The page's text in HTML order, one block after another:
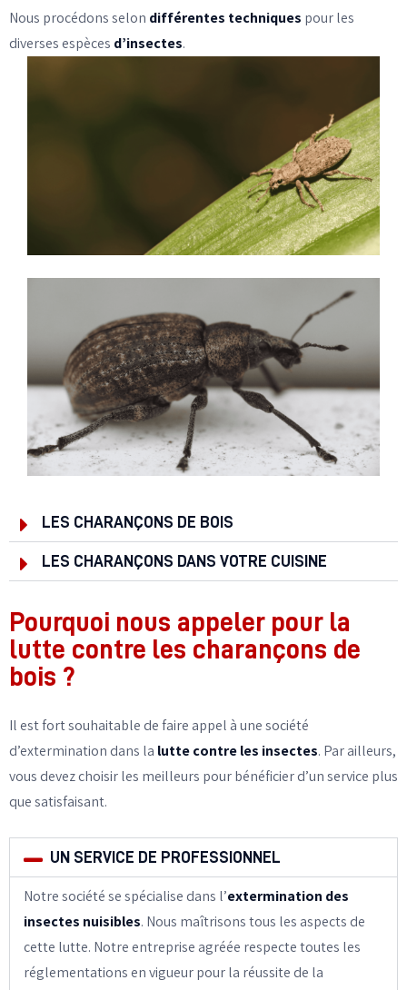
Nous procédons selon différentes techniques pour les
diverses espèces d’insectes.
LES CHARANÇONS DE BOIS
LES CHARANÇONS DANS VOTRE CUISINE
Pourquoi nous appeler pour la
lutte contre les charançons de
bois ?
Il est fort souhaitable de faire appel à une société
d’extermination dans la lutte contre les insectes. Par ailleurs,
vous devez choisir les meilleurs pour bénéficier d’un service plus
que satisfaisant.
UN SERVICE DE PROFESSIONNEL
Notre société se spécialise dans l’extermination des
insectes nuisibles. Nous maîtrisons tous les aspects de
cette lutte. Notre entreprise agréée respecte toutes les
réglementations en vigueur pour la réussite de la